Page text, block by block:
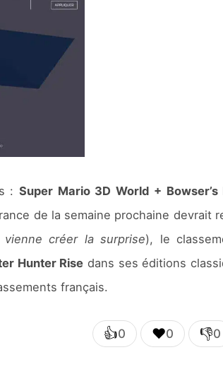
:Super Mario 3D World + Bowser’s
de la semaine prochaine devrait
vienne créer la surprise), le
Hunter Rise dans ses éditions
français.
👍0 ❤️0 👎0